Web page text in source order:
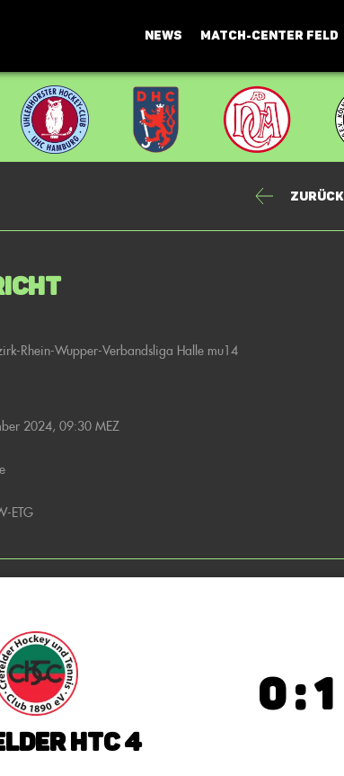
NEWS MATCH-CENTER FELD
Zurück
Rhein-Wupper-Verbandsliga Halle mu14
2024, 09:30 MEZ
ETG
HTC 4
0 : 1